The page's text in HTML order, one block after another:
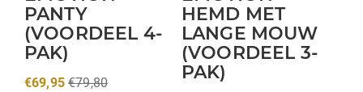
PANTY
(VOORDEEL 4-
PAK)
€69,95 €79,80
HEMD MET
LANGE MOUW
(VOORDEEL 3-
PAK)